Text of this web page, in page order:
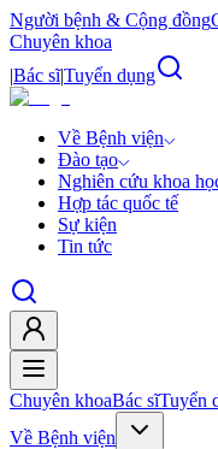
Người bệnh & Cộng đồng
Chuyên khoa
|Bác sĩ|Tuyển dụng
Về Bệnh viện
Đào tạo
Nghiên cứu khoa
Hợp tác quốc tế
Sự kiện
Tin tức
Chuyên khoaBác sĩTuyển
Về Bệnh viện